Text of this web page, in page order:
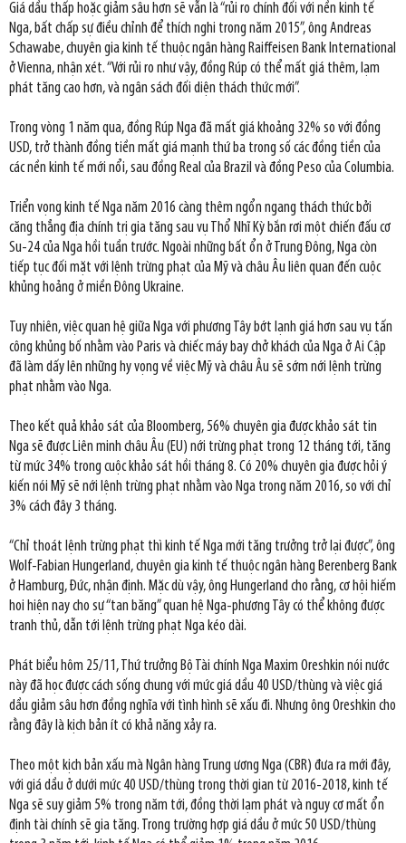
Giá dầu thấp hoặc giảm sâu hơn sẽ vẫn là “rủi ro chính đối với nền kinh tế
Nga, bất chấp sự điều chỉnh để thích nghi trong năm 2015”, ông Andreas
Schawabe, chuyên gia kinh tế thuộc ngân hàng Raiffeisen Bank International
ở Vienna, nhận xét. “Với rủi ro như vậy, đồng Rúp có thể mất giá thêm, lạm
phát tăng cao hơn, và ngân sách đối diện thách thức mới”.
Trong vòng 1 năm qua, đồng Rúp Nga đã mất giá khoảng 32% so với đồng
USD, trở thành đồng tiền mất giá mạnh thứ ba trong số các đồng tiền của
các nền kinh tế mới nổi, sau đồng Real của Brazil và đồng Peso của Columbia.
Triển vọng kinh tế Nga năm 2016 càng thêm ngổn ngang thách thức bởi
căng thẳng địa chính trị gia tăng sau vụ Thổ Nhĩ Kỳ bắn rơi một chiến đấu cơ
Su-24 của Nga hồi tuần trước. Ngoài những bất ổn ở Trung Đông, Nga còn
tiếp tục đối mặt với lệnh trừng phạt của Mỹ và châu Âu liên quan đến cuộc
khủng hoảng ở miền Đông Ukraine.
Tuy nhiên, việc quan hệ giữa Nga với phương Tây bớt lạnh giá hơn sau vụ tấn
công khủng bố nhằm vào Paris và chiếc máy bay chở khách của Nga ở Ai Cập
đã làm dấy lên những hy vọng về việc Mỹ và châu Âu sẽ sớm nới lệnh trừng
phạt nhằm vào Nga.
Theo kết quả khảo sát của Bloomberg, 56% chuyên gia được khảo sát tin
Nga sẽ được Liên minh châu Âu (EU) nới trừng phạt trong 12 tháng tới, tăng
từ mức 34% trong cuộc khảo sát hồi tháng 8. Có 20% chuyên gia được hỏi ý
kiến nói Mỹ sẽ nới lệnh trừng phạt nhằm vào Nga trong năm 2016, so với chỉ
3% cách đây 3 tháng.
“Chỉ thoát lệnh trừng phạt thì kinh tế Nga mới tăng trưởng trở lại được”, ông
Wolf-Fabian Hungerland, chuyên gia kinh tế thuộc ngân hàng Berenberg Bank
ở Hamburg, Đức, nhận định. Mặc dù vậy, ông Hungerland cho rằng, cơ hội hiếm
hoi hiện nay cho sự “tan băng” quan hệ Nga-phương Tây có thể không được
tranh thủ, dẫn tới lệnh trừng phạt Nga kéo dài.
Phát biểu hôm 25/11, Thứ trưởng Bộ Tài chính Nga Maxim Oreshkin nói nước
này đã học được cách sống chung với mức giá dầu 40 USD/thùng và việc giá
dầu giảm sâu hơn đồng nghĩa với tình hình sẽ xấu đi. Nhưng ông Oreshkin cho
rằng đây là kịch bản ít có khả năng xảy ra.
Theo một kịch bản xấu mà Ngân hàng Trung ương Nga (CBR) đưa ra mới đây,
với giá dầu ở dưới mức 40 USD/thùng trong thời gian từ 2016-2018, kinh tế
Nga sẽ suy giảm 5% trong năm tới, đồng thời lạm phát và nguy cơ mất ổn
định tài chính sẽ gia tăng. Trong trường hợp giá dầu ở mức 50 USD/thùng